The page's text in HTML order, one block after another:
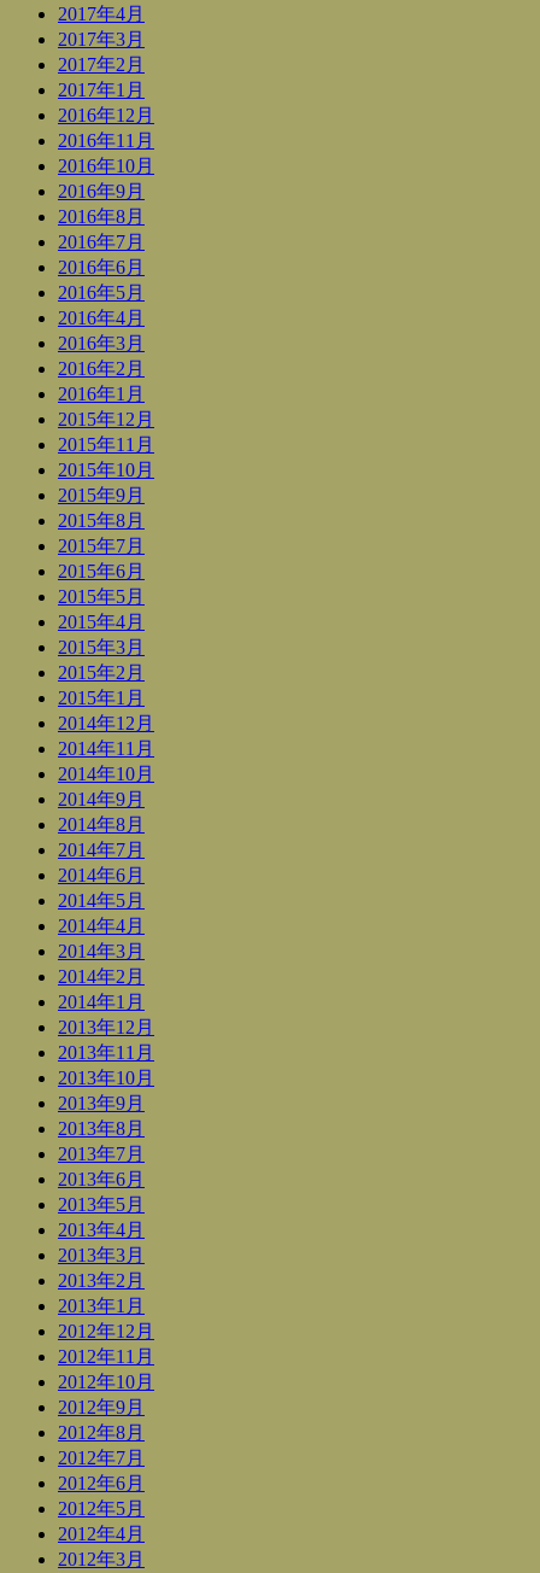
2017年4月
2017年3月
2017年2月
2017年1月
2016年12月
2016年11月
2016年10月
2016年9月
2016年8月
2016年7月
2016年6月
2016年5月
2016年4月
2016年3月
2016年2月
2016年1月
2015年12月
2015年11月
2015年10月
2015年9月
2015年8月
2015年7月
2015年6月
2015年5月
2015年4月
2015年3月
2015年2月
2015年1月
2014年12月
2014年11月
2014年10月
2014年9月
2014年8月
2014年7月
2014年6月
2014年5月
2014年4月
2014年3月
2014年2月
2014年1月
2013年12月
2013年11月
2013年10月
2013年9月
2013年8月
2013年7月
2013年6月
2013年5月
2013年4月
2013年3月
2013年2月
2013年1月
2012年12月
2012年11月
2012年10月
2012年9月
2012年8月
2012年7月
2012年6月
2012年5月
2012年4月
2012年3月